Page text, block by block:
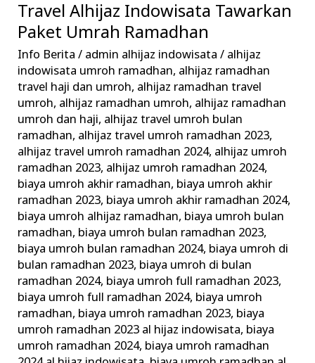
Travel Alhijaz Indowisata Tawarkan
Paket Umrah Ramadhan
Info Berita / admin alhijaz indowisata/ alhijaz
indowisata umroh ramadhan, alhijaz ramadhan
travel haji dan umroh, alhijaz ramadhan travel
umroh, alhijaz ramadhan umroh, alhijaz ramadhan
umroh dan haji, alhijaz travel umroh bulan
ramadhan, alhijaz travel umroh ramadhan 2023,
alhijaz travel umroh ramadhan 2024, alhijaz umroh
ramadhan 2023, alhijaz umroh ramadhan 2024,
biaya umroh akhir ramadhan, biaya umroh akhir
ramadhan 2023, biaya umroh akhir ramadhan 2024,
biaya umroh alhijaz ramadhan, biaya umroh bulan
ramadhan, biaya umroh bulan ramadhan 2023,
biaya umroh bulan ramadhan 2024, biaya umroh di
bulan ramadhan 2023, biaya umroh di bulan
ramadhan 2024, biaya umroh full ramadhan 2023,
biaya umroh full ramadhan 2024, biaya umroh
ramadhan, biaya umroh ramadhan 2023, biaya
umroh ramadhan 2023 al hijaz indowisata, biaya
umroh ramadhan 2024, biaya umroh ramadhan
Travel
Alhijaz
Indowisata
Tawarkan
Paket
Umrah
Ramadhan